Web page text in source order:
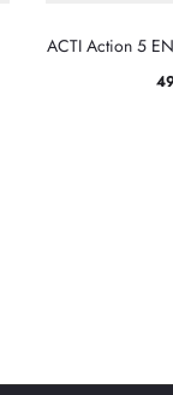
ACTI Action 5